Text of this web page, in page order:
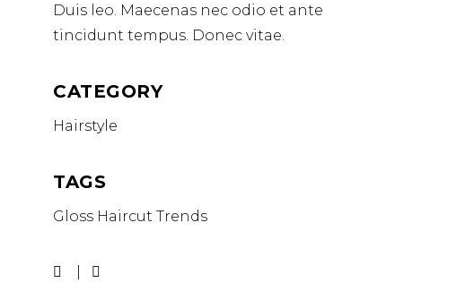
Duis leo. Maecenas nec odio et ante
tincidunt tempus. Donec vitae.
CATEGORY
Hairstyle
TAGS
Gloss Haircut Trends